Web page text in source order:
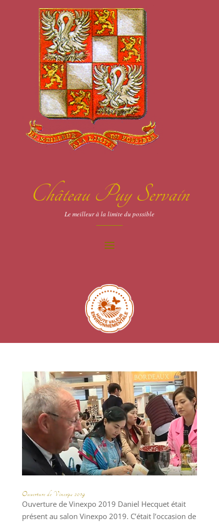
Château Puy Servain
Le meilleur à la limite du possible
Ouverture de Vinexpo 2019
Ouverture de Vinexpo 2019 Daniel Hecquet était
présent au salon Vinexpo 2019. C’était l’occasion de